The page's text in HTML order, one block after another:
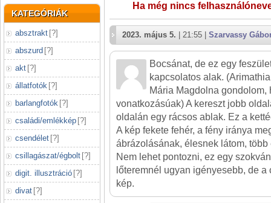
KATEGÓRIÁK
absztrakt [?]
abszurd [?]
akt [?]
állatfotók [?]
barlangfotók [?]
családi/emlékkép [?]
csendélet [?]
csillagászat/égbolt [?]
digit. illusztráció [?]
divat [?]
Ha még nincs
2023. május 5. | 21:55 | Szarvassy
Bocsánat, de ez egy
kapcsolatos alak.
Mária Magdolna gondolom,
vonatkozásúak) A kereszt jobb
oldalán egy rácsos ablak. Ez a
A kép fekete fehér, a fény iránya
ábrázolásának, élesnek látom, több
Nem lehet pontozni, ez egy
lőteremnél ugyan igényesebb, de
kép.